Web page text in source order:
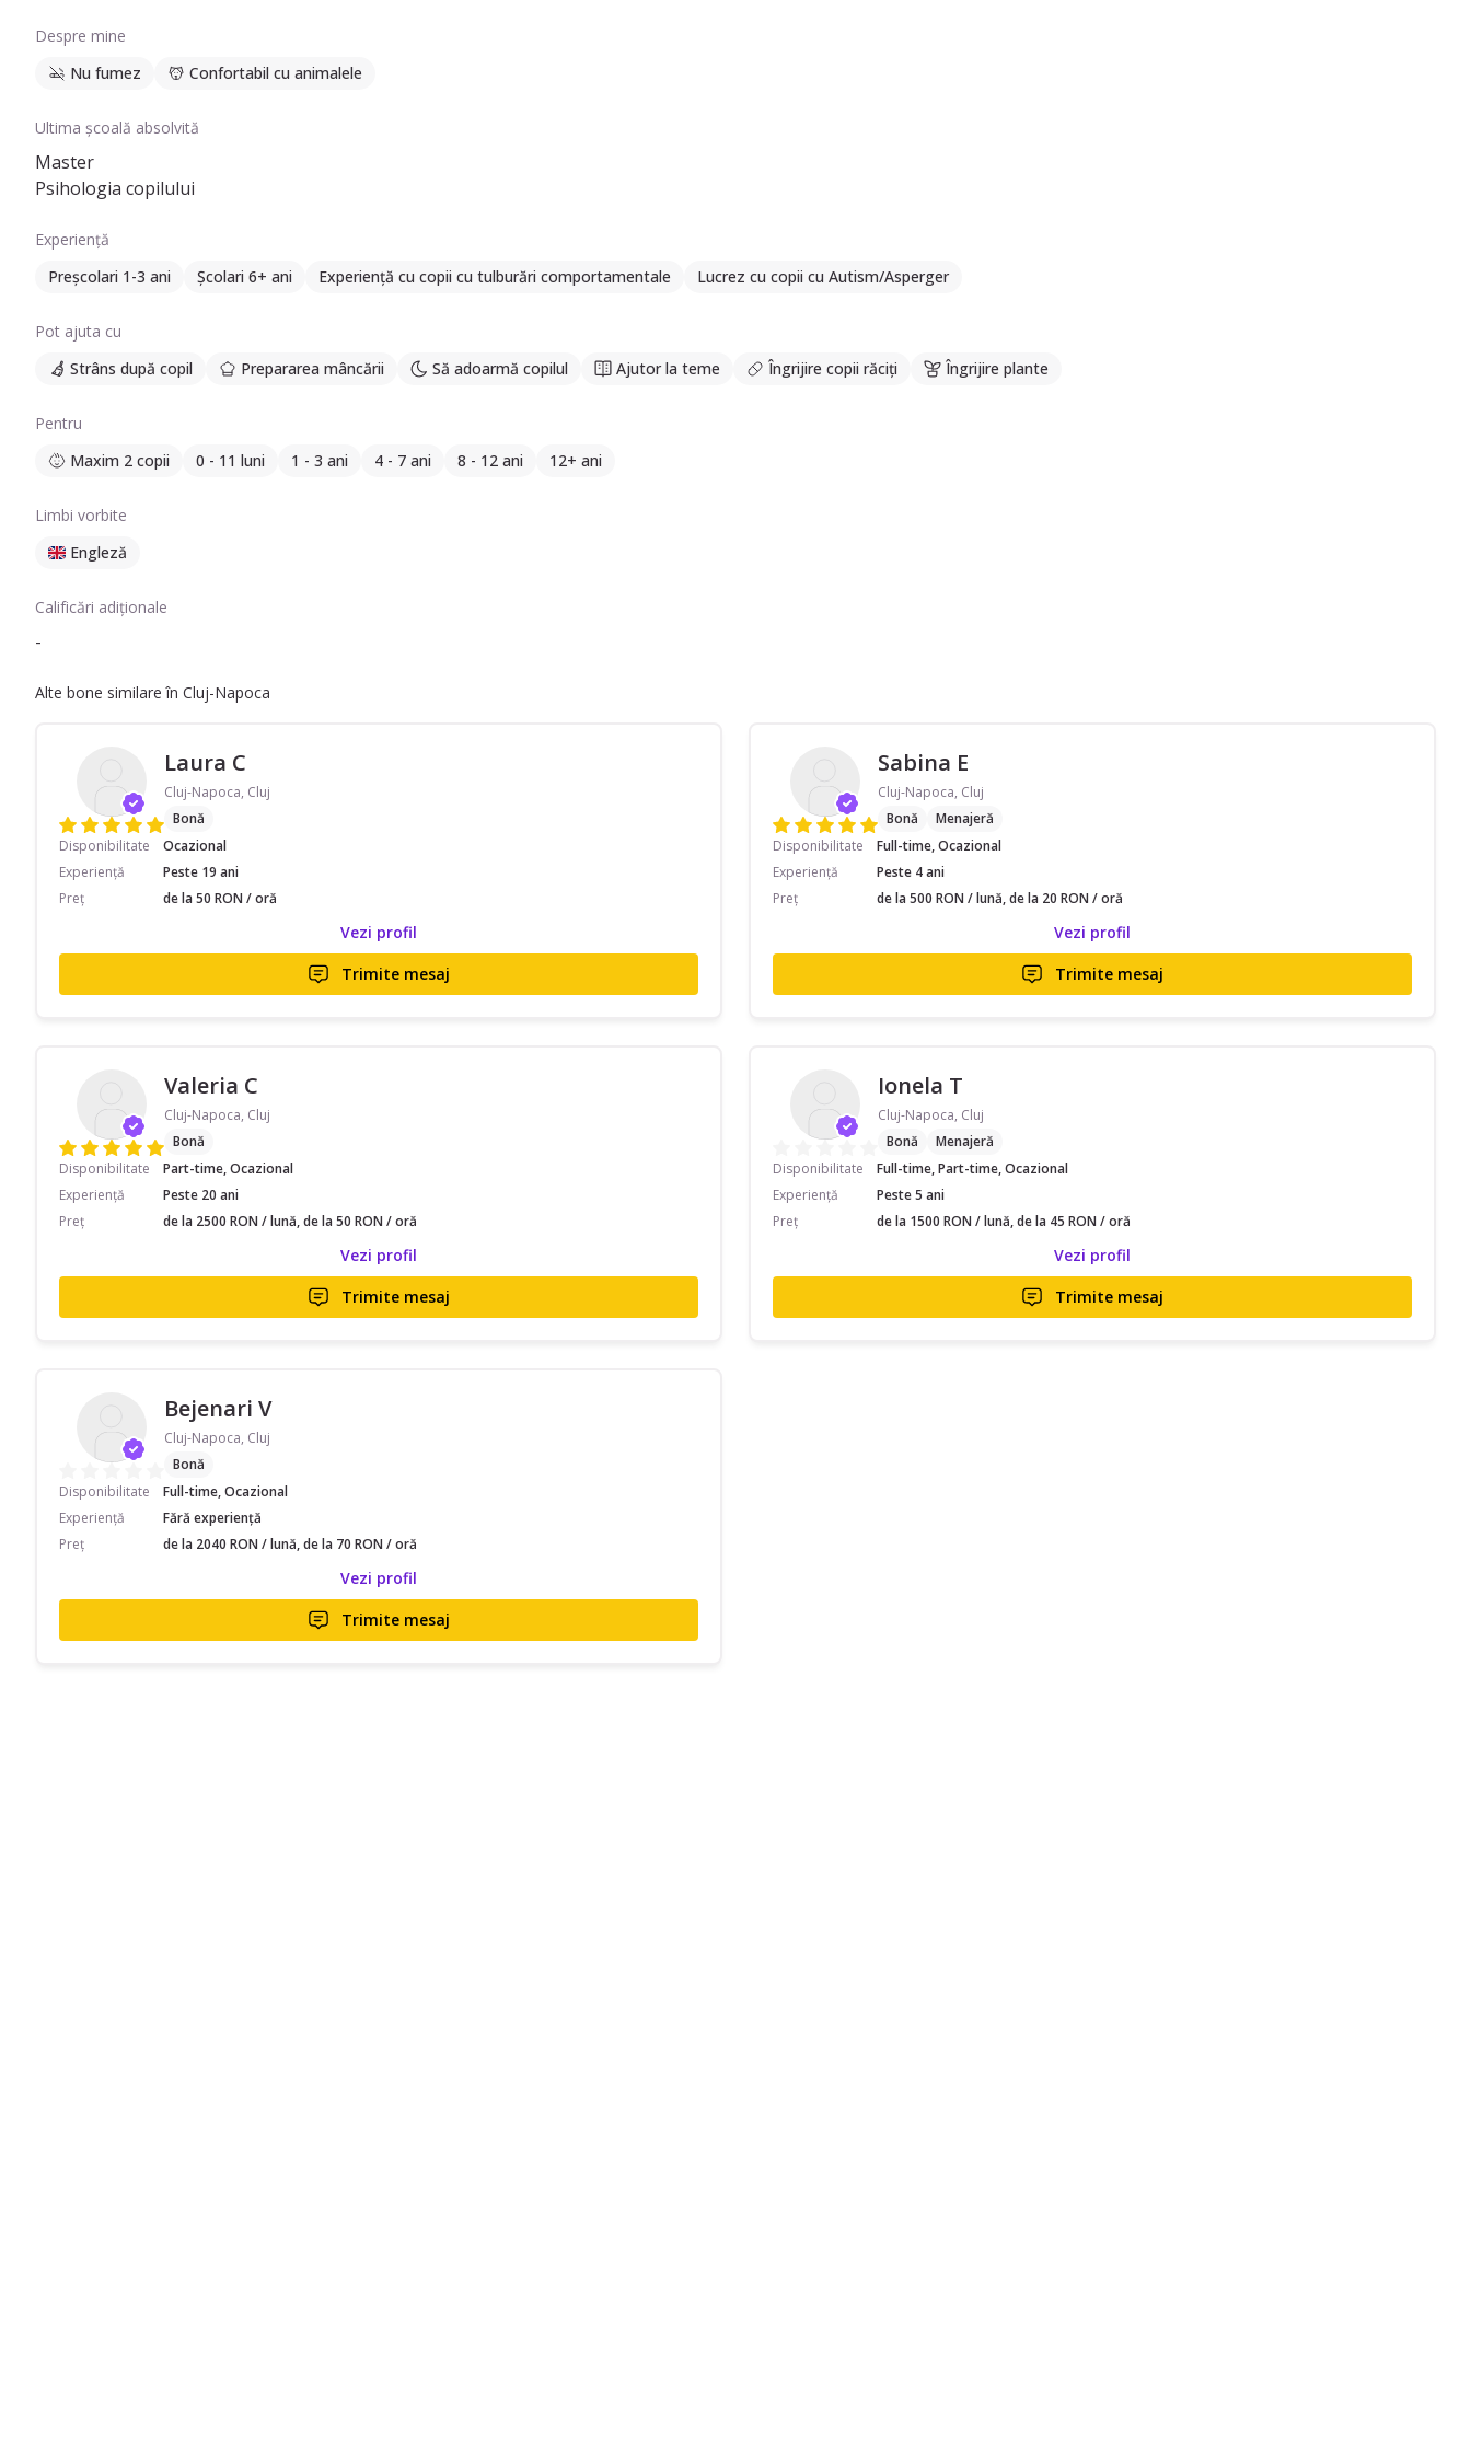
Despre mine
Nu fumez
Confortabil cu animalele
Ultima școală absolvită
Master
Psihologia copilului
Experiență
Preșcolari 1-3 ani
Școlari 6+ ani Experiență cu copii cu tulburări comportamentale Lucrez cu copii cu Autism/Asperger
Pot ajuta cu
Strâns după copil
Prepararea mâncării Să adoarmă copilul Ajutor la teme Îngrijire copii răciți Îngrijire plante
Pentru
Maxim 2 copii
0 - 11 luni 1 - 3 ani 4 - 7 ani 8 - 12 ani 12+ ani
Limbi vorbite
Engleză
Calificări adiționale
-
Alte bone similare în Cluj-Napoca
Laura C
Cluj-Napoca, Cluj
Bonă
Disponibilitate
Ocazional
Experiență
Peste 19 ani
Preț
de la 50 RON / oră
Vezi profil
Trimite mesaj
Sabina E
Cluj-Napoca, Cluj
Bonă
Menajeră
Disponibilitate
Full-time, Ocazional
Experiență
Peste 4 ani
Preț
de la 500 RON / lună, de la 20 RON / oră
Vezi profil
Trimite mesaj
Valeria C
Cluj-Napoca, Cluj
Bonă
Disponibilitate
Part-time, Ocazional
Experiență
Peste 20 ani
Preț
de la 2500 RON / lună, de la 50 RON / oră
Vezi profil
Trimite mesaj
Ionela T
Cluj-Napoca, Cluj
Bonă
Menajeră
Disponibilitate
Full-time, Part-time, Ocazional
Experiență
Peste 5 ani
Preț
de la 1500 RON / lună, de la 45 RON / oră
Vezi profil
Trimite mesaj
Bejenari V
Cluj-Napoca, Cluj
Bonă
Disponibilitate
Full-time, Ocazional
Experiență
Fără experiență
Preț
de la 2040 RON / lună, de la 70 RON / oră
Vezi profil
Trimite mesaj